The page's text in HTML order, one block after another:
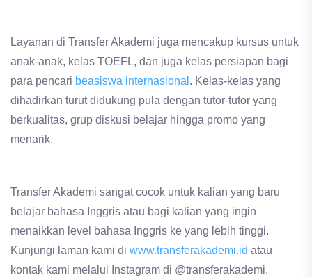
Layanan di Transfer Akademi juga mencakup kursus untuk
anak-anak, kelas TOEFL, dan juga kelas persiapan bagi
para pencari beasiswa internasional . Kelas-kelas yang
dihadirkan turut didukung pula dengan tutor-tutor yang
berkualitas, grup diskusi belajar hingga promo yang
menarik.
Transfer Akademi sangat cocok untuk kalian yang baru
belajar bahasa Inggris atau bagi kalian yang ingin
menaikkan level bahasa Inggris ke yang lebih tinggi.
Kunjungi laman kami di www.transferakademi.id atau
kontak kami melalui Instagram di @transferakademi.